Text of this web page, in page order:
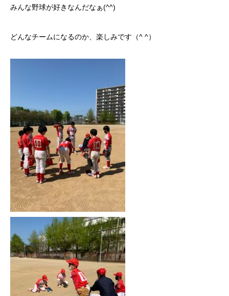
みんな野球が好きなんだなぁ(^^)
どんなチームになるのか、楽しみです（^ ^）